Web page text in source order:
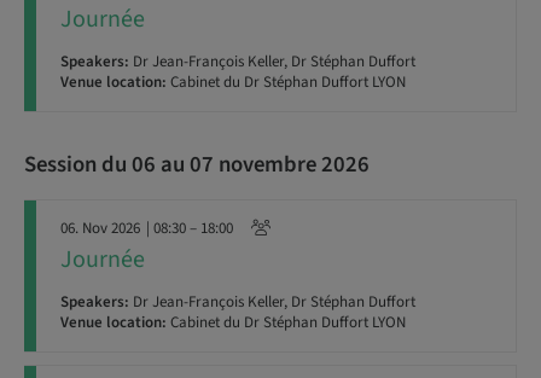
Journée
Speakers: Dr Jean-François Keller, Dr Stéphan Duffort
Venue location: Cabinet du Dr Stéphan Duffort LYON
Session du 06 au 07 novembre 2026
06. Nov 2026 | 08:30 – 18:00
Journée
Speakers: Dr Jean-François Keller, Dr Stéphan Duffort
Venue location: Cabinet du Dr Stéphan Duffort LYON